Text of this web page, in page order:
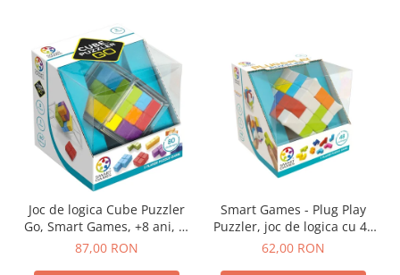
Joc de logica Cube Puzzler
Go, Smart Games, +8 ani, lb
romana
87,00 RON
Smart Games - Plug Play
Puzzler, joc de logica cu 48
de provocari, 6+ ani, lb
62,00 RON